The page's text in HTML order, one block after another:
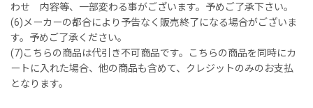
わせ 内容等、一部変わる事がございます。予めご了承下さい。
(6)メーカーの都合により予告なく販売終了になる場合がございま
す。予めご了承ください。
(7)こちらの商品は代引き不可商品です。こちらの商品を同時にカ
ートに入れた場合、他の商品も含めて、クレジットのみのお支払
となります。